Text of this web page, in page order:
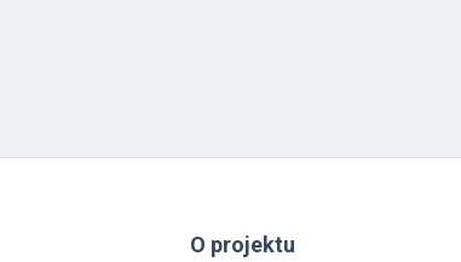
O projektu